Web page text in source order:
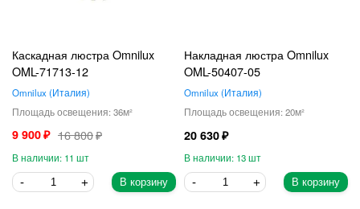
Каскадная люстра Omnilux
OML-71713-12
Omnilux Италия
36
9 900 16 800
11
В корзину
Накладная люстра Omnilux
OML-50407-05
Omnilux Италия
20
20 630
13
В корзину